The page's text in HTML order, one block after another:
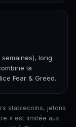
long
la
Fear & Greed.
stablecoins, jetons
» est limitée aux